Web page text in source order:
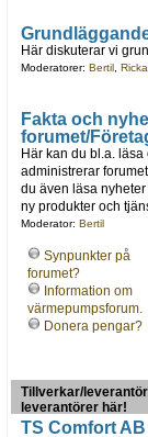
Här diskuterar vi
Moderatorer: Bertil,
Fakta och
forumet/
Här kan du bl.a.
administrerar
du även läsa
ny produkter och
Moderator: Bertil
Synpunkter på
forumet?
Information om
värmepumpsforum.
Donera pengar?
Tillverkar/
leverantörer här!
TS Comfort AB